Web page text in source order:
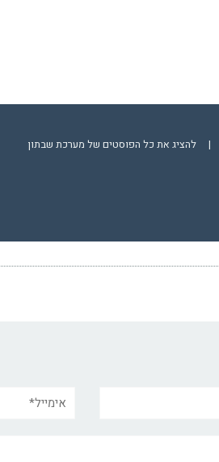
| להציג את כל הפוסטים של מערכת שבתון